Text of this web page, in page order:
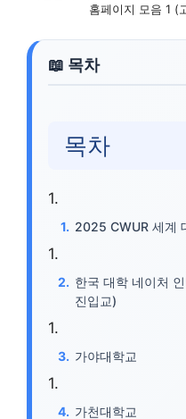
홈페이지 모음 1 (
목차
2025 CWUR 세계
한국 대학 네이처
진입교)
가야대학교
가천대학교